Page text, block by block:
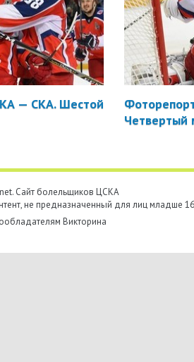
— СКА. Шестой
Четвертый
Cайт болельщиков ЦСКА
не предназначенный для лиц младше
Викторина